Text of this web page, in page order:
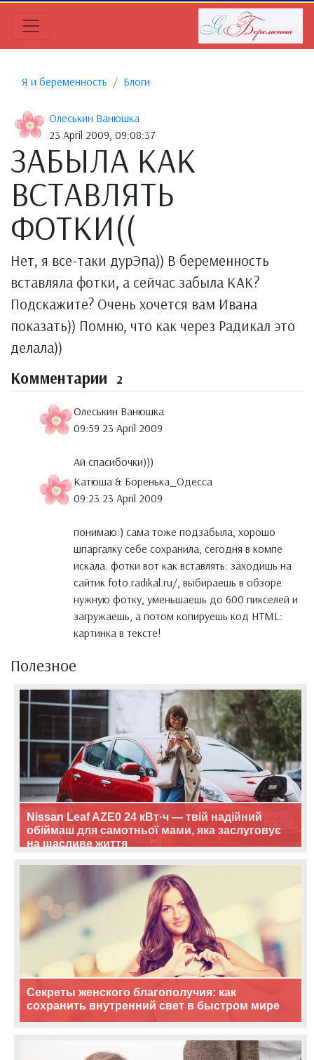
Я и беременность Блоги
Олеськин Ванюшка
23 April 2009, 09:08:37
ЗАБЫЛА КАК
ВСТАВЛЯТЬ
ФОТКИ((
Нет, я все-таки дурЭпа)) В беременность
вставляла фотки, а сейчас забыла КАК?
Подскажите? Очень хочется вам Ивана
показать)) Помню, что как через Радикал это
делала))
Комментарии 2
Олеськин Ванюшка
09:59 23 April 2009
Ай спасибочки)))
Катюша & Боренька_Одесса
09:23 23 April 2009
понимаю:) сама тоже подзабыла, хорошо
шпаргалку себе сохранила, сегодня в компе
искала. фотки вот как вставлять: заходишь на
сайтик foto.radikal.ru/, выбираешь в обзоре
нужную фотку, уменьшаешь до 600 пикселей и
загружаешь, а потом копируешь код HTML:
картинка в тексте!
Полезное
Nissan Leaf AZE0 24 кВт·ч — твій надійний
обіймаш для самотньої мами, яка заслуговує
на щасливе життя
Секреты женского благополучия: как
сохранить внутренний свет в быстром мире